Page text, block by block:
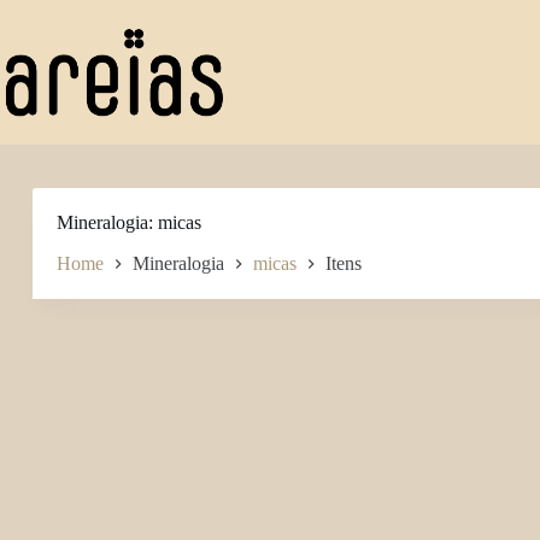
conteúdo
Mineralogia micas
Home Mineralogia micas Itens